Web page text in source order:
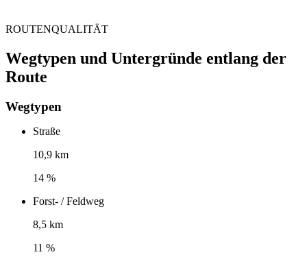
ROUTENQUALITÄT
Wegtypen und Untergründe entlang der
Route
Wegtypen
Straße
10,9 km
14 %
Forst- / Feldweg
8,5 km
11 %